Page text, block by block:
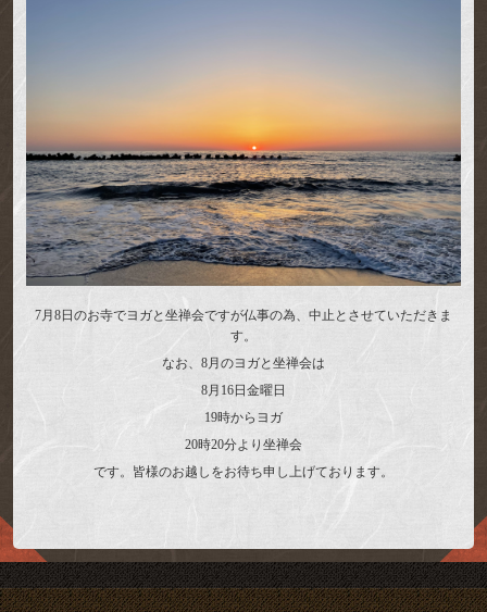
7月8日のお寺でヨガと坐禅会ですが仏事の為、中止とさせていただきま
す。
なお、8月のヨガと坐禅会は
8月16日金曜日
19時からヨガ
20時20分より坐禅会
です。皆様のお越しをお待ち申し上げております。